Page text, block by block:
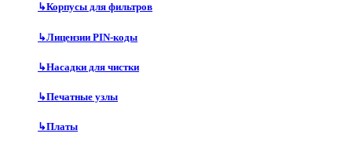
↳Корпусы для фильтров
↳Лицензии PIN-коды
↳Насадки для чистки
↳Печатные узлы
↳Платы